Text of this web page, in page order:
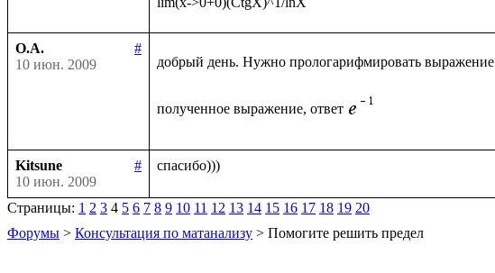
О.А.
#
10 июн. 2009
добрый день. Нужно прологарифмировать выражение
полученное выражение, ответ
Kitsune
#
10 июн. 2009
Страницы: 1 2 3 4 5 6 7 8 9 10 11 12 13 14 15 16 17 18 19 20
Форумы > Консультация по матанализу > Помогите решить предел